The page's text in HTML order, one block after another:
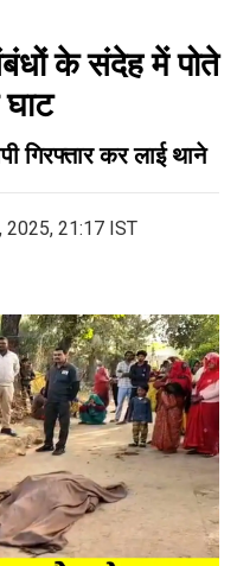
के संदेह में पोते
घाट
गिरफ्तार कर लाई थाने
2025, 21:17 IST